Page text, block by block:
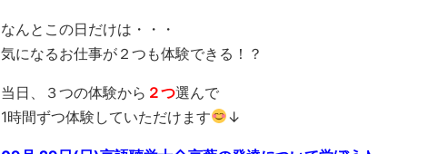
なんとこの日だけは・・・
気になるお仕事が２つも体験できる！？
当日、３つの体験から ２つ選んで
1時間ずつ体験していただけます
↓